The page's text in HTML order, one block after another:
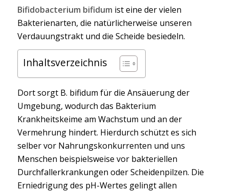
Bifidobacterium bifidum ist eine der vielen
Bakterienarten, die natürlicherweise unseren
Verdauungstrakt und die Scheide besiedeln.
Inhaltsverzeichnis
Dort sorgt B. bifidum für die Ansäuerung der
Umgebung, wodurch das Bakterium
Krankheitskeime am Wachstum und an der
Vermehrung hindert. Hierdurch schützt es sich
selber vor Nahrungskonkurrenten und uns
Menschen beispielsweise vor bakteriellen
Durchfallerkrankungen oder Scheidenpilzen. Die
Erniedrigung des pH-Wertes gelingt allen